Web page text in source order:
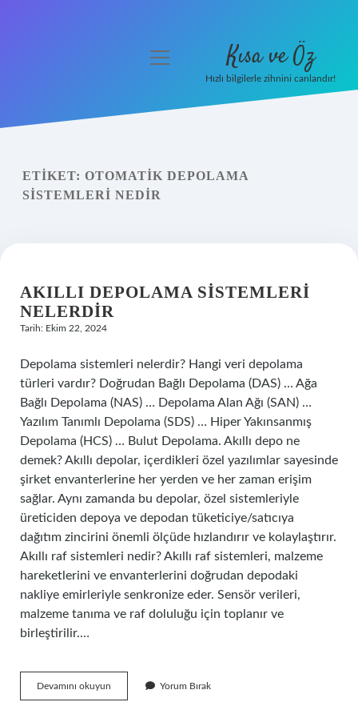
Yasal Uyarı
menüyü
Kısa ve Öz
Hızlı bilgilerle zihnini canlandır!
ETIKET: OTOMATIK DEPOLAMA
SISTEMLERI NEDIR
AKILLI DEPOLAMA SISTEMLERI
NELERDIR
Tarih: Ekim 22, 2024
Depolama sistemleri nelerdir? Hangi veri depolama
türleri vardır? Doğrudan Bağlı Depolama (DAS) … Ağa
Bağlı Depolama (NAS) … Depolama Alan Ağı (SAN) …
Yazılım Tanımlı Depolama (SDS) … Hiper Yakınsanmış
Depolama (HCS) … Bulut Depolama. Akıllı depo ne
demek? Akıllı depolar, içerdikleri özel yazılımlar sayesinde
şirket envanterlerine her yerden ve her zaman erişim
sağlar. Aynı zamanda bu depolar, özel sistemleriyle
üreticiden depoya ve depodan tüketiciye/satıcıya
dağıtım zincirini önemli ölçüde hızlandırır ve kolaylaştırır.
Akıllı raf sistemleri nedir? Akıllı raf sistemleri, malzeme
hareketlerini ve envanterlerini doğrudan depodaki
nakliye emirleriyle senkronize eder. Sensör verileri,
malzeme tanıma ve raf doluluğu için toplanır ve
birleştirilir.…
Devamını okuyun
Depolama
Yorum Bırak